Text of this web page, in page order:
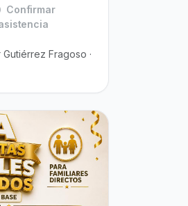
Confirmar
Fragoso ·